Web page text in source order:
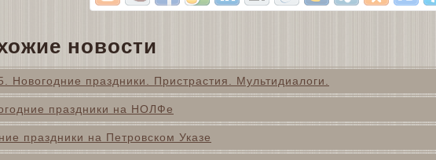
новости
Новогодние праздники. Пристрастия. Мультидиалоги.
праздники на НОЛФе
праздники на Петровском Указе